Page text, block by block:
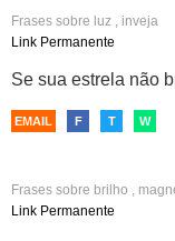
Frases sobre luz
inveja
Link Permanente
Se sua estrela não
EMAIL F T W
Frases sobre brilho
Link Permanente